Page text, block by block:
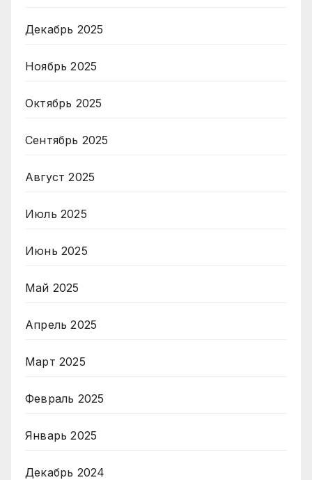
Декабрь 2025
Ноябрь 2025
Октябрь 2025
Сентябрь 2025
Август 2025
Июль 2025
Июнь 2025
Май 2025
Апрель 2025
Март 2025
Февраль 2025
Январь 2025
Декабрь 2024